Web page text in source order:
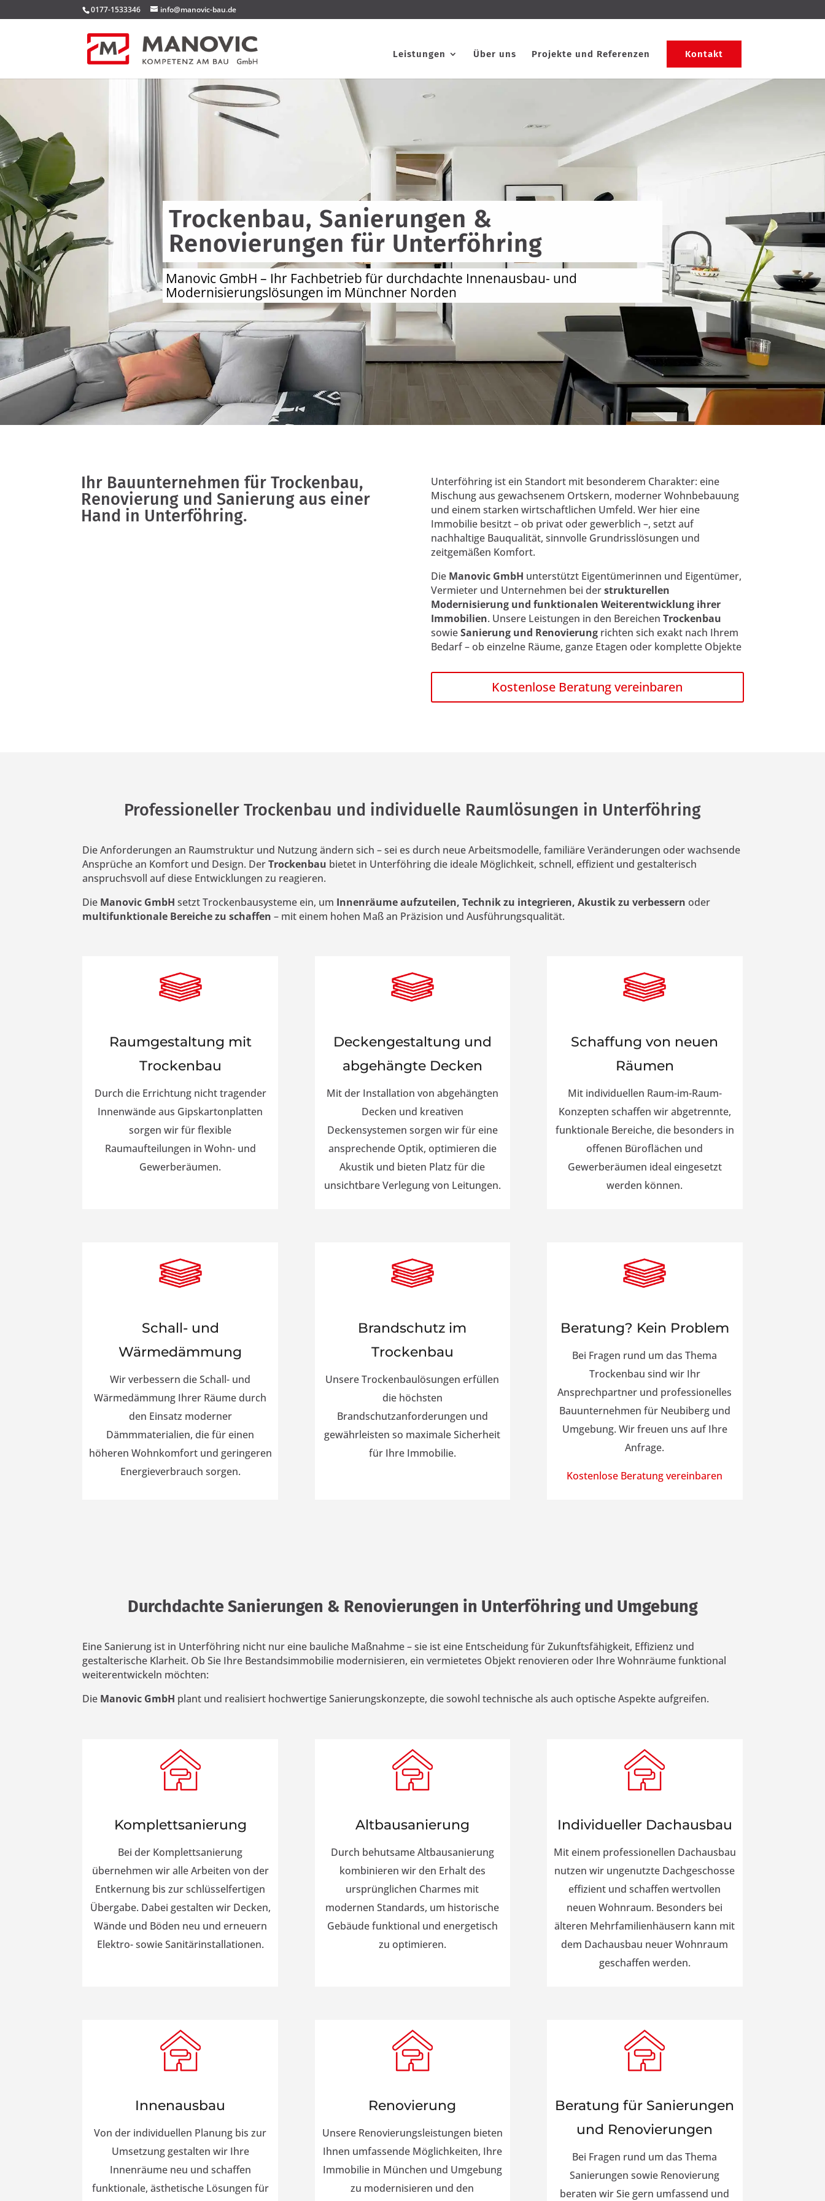
0177-1533346 info@manovic-bau.de
Leistungen Über uns Projekte und Referenzen Kontakt
Trockenbau, Sanierungen &
Renovierungen für Unterföhring
Manovic GmbH – Ihr Fachbetrieb für durchdachte Innenausbau- und
Modernisierungslösungen im Münchner Norden
Ihr Bauunternehmen für Trockenbau,
Renovierung und Sanierung aus einer
Hand in Unterföhring.
Unterföhring ist ein Standort mit besonderem Charakter: eine
Mischung aus gewachsenem Ortskern, moderner Wohnbebauung
und einem starken wirtschaftlichen Umfeld. Wer hier eine
Immobilie besitzt – ob privat oder gewerblich –, setzt auf
nachhaltige Bauqualität, sinnvolle Grundrisslösungen und
zeitgemäßen Komfort.
Die Manovic GmbH unterstützt Eigentümerinnen und Eigentümer,
Vermieter und Unternehmen bei derstrukturellen
Modernisierung und funktionalen Weiterentwicklung ihrer
Immobilien. Unsere Leistungen in den Bereichen Trockenbau
sowieSanierung und Renovierungrichten sich exakt nach Ihrem
Bedarf – ob einzelne Räume, ganze Etagen oder komplette Objekte
Kostenlose Beratung vereinbaren
Professioneller Trockenbau und individuelle Raumlösungen in Unterföhring
Die Anforderungen an Raumstruktur und Nutzung ändern sich – sei es durch neue Arbeitsmodelle, familiäre Veränderungen oder wachsende
Ansprüche an Komfort und Design. DerTrockenbau bietet in Unterföhring die ideale Möglichkeit, schnell, effizient und gestalterisch
anspruchsvoll auf diese Entwicklungen zu reagieren.
Die Manovic GmbH setzt Trockenbausysteme ein, um Innenräume aufzuteilen, Technik zu integrieren, Akustik zu verbessern oder
multifunktionale Bereiche zu schaffen – mit einem hohen Maß an Präzision und Ausführungsqualität.
Raumgestaltung mit
Trockenbau
Durch die Errichtung nicht tragender
Innenwände aus Gipskartonplatten
sorgen wir für flexible
Raumaufteilungen in Wohn- und
Gewerberäumen.
Deckengestaltung und
abgehängte Decken
Mit der Installation von abgehängten
Decken und kreativen
Deckensystemen sorgen wir für eine
ansprechende Optik, optimieren die
Akustik und bieten Platz für die
unsichtbare Verlegung von Leitungen.
Schaffung von neuen
Räumen
Mit individuellen Raum-im-Raum-
Konzepten schaffen wir abgetrennte,
funktionale Bereiche, die besonders in
offenen Büroflächen und
Gewerberäumen ideal eingesetzt
werden können.
Schall- und
Wärmedämmung
Wir verbessern die Schall- und
Wärmedämmung Ihrer Räume durch
den Einsatz moderner
Dämmmaterialien, die für einen
höheren Wohnkomfort und geringeren
Energieverbrauch sorgen.
Brandschutz im
Trockenbau
Unsere Trockenbaulösungen erfüllen
die höchsten
Brandschutzanforderungen und
gewährleisten so maximale Sicherheit
für Ihre Immobilie.
Beratung? Kein Problem
Bei Fragen rund um das Thema
Trockenbau sind wir Ihr
Ansprechpartner und professionelles
Bauunternehmen für Neubiberg und
Umgebung. Wir freuen uns auf Ihre
Anfrage.
Kostenlose Beratung vereinbaren
Durchdachte Sanierungen & Renovierungen in Unterföhring und Umgebung
Eine Sanierung ist in Unterföhring nicht nur eine bauliche Maßnahme – sie ist eine Entscheidung für Zukunftsfähigkeit, Effizienz und
gestalterische Klarheit. Ob Sie Ihre Bestandsimmobilie modernisieren, ein vermietetes Objekt renovieren oder Ihre Wohnräume funktional
weiterentwickeln möchten:
Die Manovic GmbH plant und realisiert hochwertige Sanierungskonzepte, die sowohl technische als auch optische Aspekte aufgreifen.
Komplettsanierung
Bei der Komplettsanierung
übernehmen wir alle Arbeiten von der
Entkernung bis zur schlüsselfertigen
Übergabe. Dabei gestalten wir Decken,
Wände und Böden neu und erneuern
Elektro- sowie Sanitärinstallationen.
Altbausanierung
Durch behutsame Altbausanierung
kombinieren wir den Erhalt des
ursprünglichen Charmes mit
modernen Standards, um historische
Gebäude funktional und energetisch
zu optimieren.
Individueller Dachausbau
Mit einem professionellen Dachausbau
nutzen wir ungenutzte Dachgeschosse
effizient und schaffen wertvollen
neuen Wohnraum. Besonders bei
älteren Mehrfamilienhäusern kann mit
dem Dachausbau neuer Wohnraum
geschaffen werden.
Innenausbau
Von der individuellen Planung bis zur
Umsetzung gestalten wir Ihre
Innenräume neu und schaffen
funktionale, ästhetische Lösungen für
Renovierung
Unsere Renovierungsleistungen bieten
Ihnen umfassende Möglichkeiten, Ihre
Immobilie in München und Umgebung
zu modernisieren und den
Beratung für Sanierungen
und Renovierungen
Bei Fragen rund um das Thema
Sanierungen sowie Renovierung
beraten wir Sie gern umfassend und